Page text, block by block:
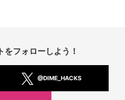
フォローしよう！
@DIME_HACKS